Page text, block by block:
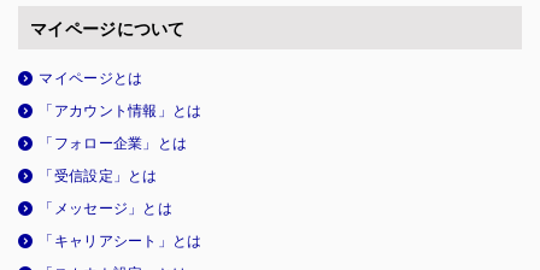
マイページについて
マイページとは
「アカウント情報」とは
「フォロー企業」とは
「受信設定」とは
「メッセージ」とは
「キャリアシート」とは